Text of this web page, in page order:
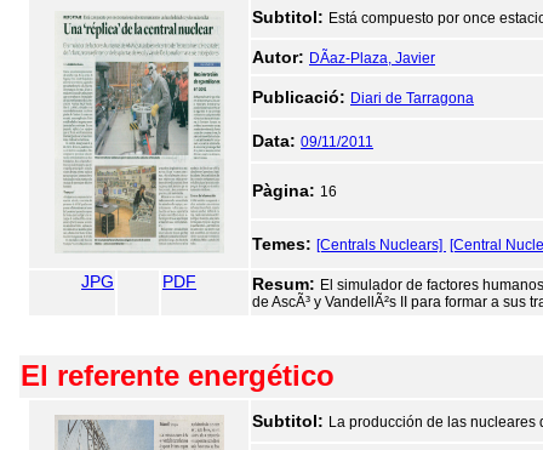
Subtitol: Está compuesto por once
Autor: DÃ­az-Plaza, Javier
Publicació: Diari de Tarragona
Data: 09/11/2011
Pàgina: 16
Temes: [Centrals Nuclears] [Central
JPG PDF Resum: El simulador de factores
de AscÃ³ y VandellÃ²s II para formar a sus
El referente energético
Subtitol: La producción de las nucleares